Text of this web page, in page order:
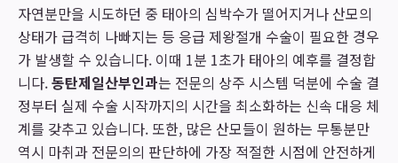
자연분만을 시도하던 중 태아의 심박수가 떨어지거나 산모의
상태가 급격히 나빠지는 등 응급 제왕절개 수술이 필요한 경우
가 발생할 수 있습니다. 이때 1분 1초가 태아의 예후를 결정합
니다.동탄제일산부인과는 전문의 상주 시스템 덕분에 수술 결
정부터 실제 수술 시작까지의 시간을 최소화하는 신속 대응 체
계를 갖추고 있습니다. 또한, 많은 산모들이 원하는 무통분만
역시 마취과 전문의의 판단하에 가장 적절한 시점에 안전하게